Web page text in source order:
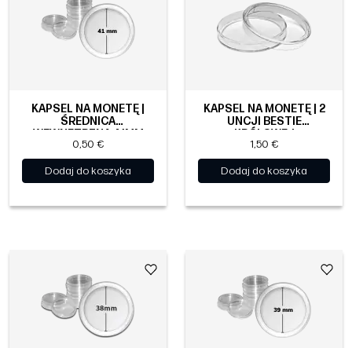
KAPSEL NA MONETĘ |
ŚREDNICA
WEWNĘTRZNA 41MM
0,50 €
Dodaj do koszyka
KAPSEL NA MONETĘ | 2
UNCJI BESTIE
KRÓLOWEJ
1,50 €
Dodaj do koszyka